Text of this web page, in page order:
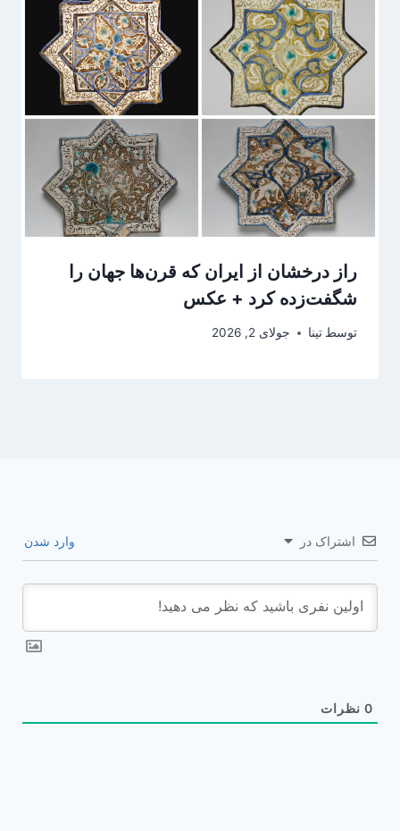
راز درخشان از ایران که قرن‌ها جهان را
شگفت‌زده کرد + عکس
توسط تینا جولای 2, 2026
اشتراک در وارد شدن
0 نظرات